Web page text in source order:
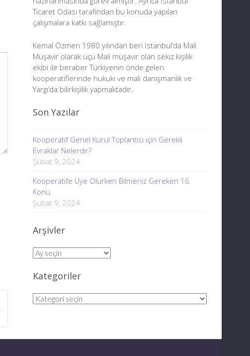
Ticaret Odası tarafından bu konuda yapılan
çalışmalara katkı sağlamıştır.
Kemal Özmen 1980 yılından beri İstanbul’da Mali
Müşavir olarak üçü Mali müşavir olan sekiz kişilik
ekibi ile beraber Türkiyenin önde gelen
kooperatiflerinde hukuki ve mali danışmanlık ve
Yargı’da bilirkişilik yapmaktadır.
Son Yazılar
Kooperatif Genel Kurul Toplantısı için Gerekli
Evraklar Nelerdir?
Şubat 9, 2024
Kooperatife Üye Olurken Bilmeniz Gereken 16
Konu
Şubat 9, 2024
Arşivler
Arşivler
Kategoriler
Kategoriler